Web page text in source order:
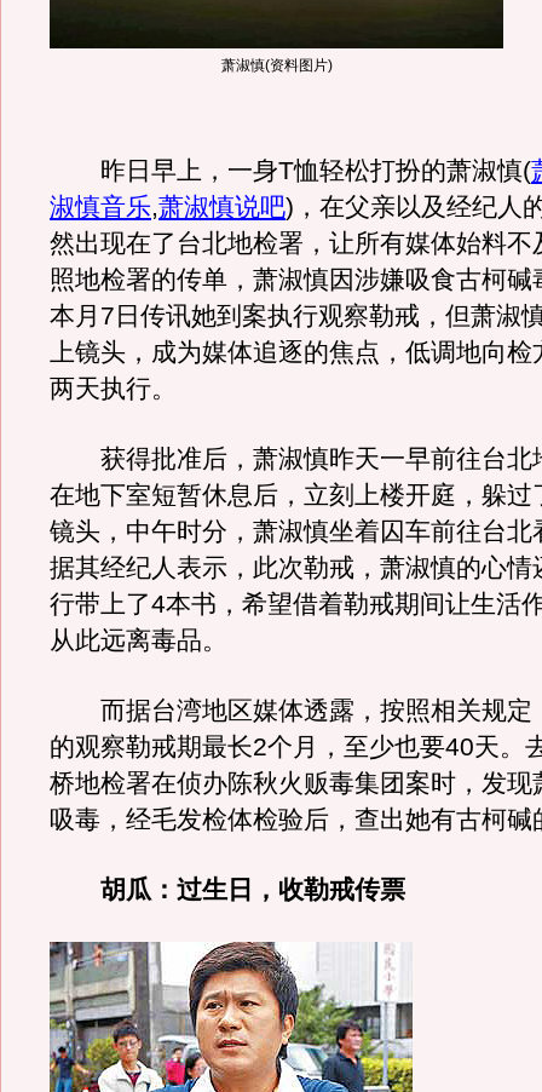
萧淑慎(资料图片)
昨日早上，一身T恤轻松打扮的萧淑慎(
淑慎音乐,萧淑慎说吧) ，在父亲以及经纪人
然出现在了台北地检署，让所有媒体始料不
照地检署的传单，萧淑慎因涉嫌吸食古柯碱
本月7日传讯她到案执行观察勒戒，但萧淑
上镜头，成为媒体追逐的焦点，低调地向检
两天执行。
获得批准后，萧淑慎昨天一早前往台北
在地下室短暂休息后，立刻上楼开庭，躲过
镜头，中午时分，萧淑慎坐着囚车前往台北
据其经纪人表示，此次勒戒，萧淑慎的心情
行带上了4本书，希望借着勒戒期间让生活
从此远离毒品。
而据台湾地区媒体透露，按照相关规定
的观察勒戒期最长2个月，至少也要40天。
桥地检署在侦办陈秋火贩毒集团案时，发现
吸毒，经毛发检体检验后，查出她有古柯碱
胡瓜：过生日，收勒戒传票